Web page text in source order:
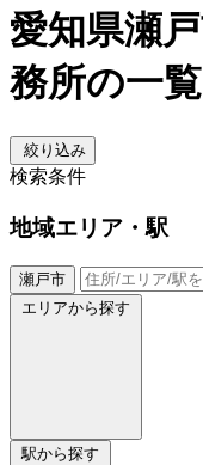
愛知県瀬
務所の一覧
絞り込み
検索条件
地域エリア・駅
瀬戸市
エリアから探す
駅から探す